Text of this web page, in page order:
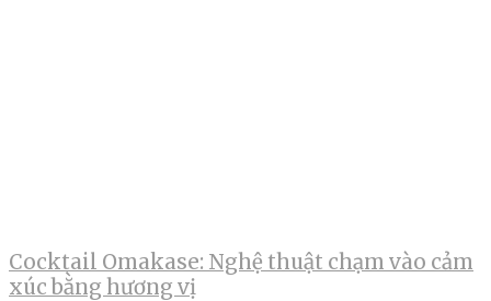
Cocktail Omakase: Nghệ thuật chạm vào cảm
xúc bằng hương vị